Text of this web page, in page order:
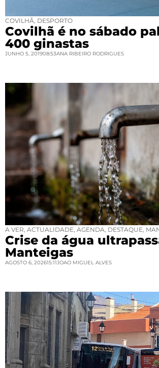
COVILHÃ, DESPORTO
Covilhã é no sábado
400 ginastas
JUNHO 5, 201908:53ANA RIBEIRO RODRIGUES
A VER, ACTUALIDADE, AGENDA, DESTAQUE,
Crise da água
Manteigas
AGOSTO 6, 202615:11JOAO MIGUEL ALVES